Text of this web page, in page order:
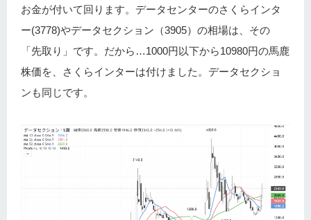
お金が付いて回ります。データセンターのさくらインタ
ー(3778)やデータセクション（3905）の相場は、その
「先取り」です。だから…1000円以下から10980円の馬鹿
株価を、さくらインターは付けました。データセクショ
ンも同じです。